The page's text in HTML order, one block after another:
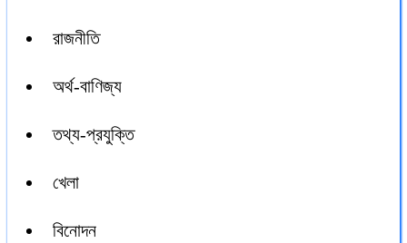
রাজনীতি
অর্থ-বাণিজ্য
তথ্য-প্রযুক্তি
খেলা
বিনোদন